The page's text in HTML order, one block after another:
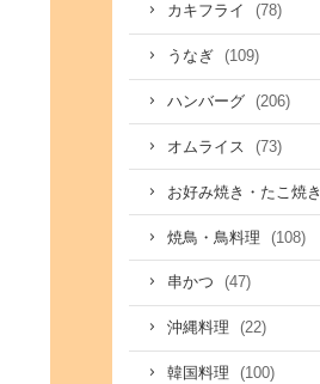
カキフライ (78)
うなぎ (109)
ハンバーグ (206)
オムライス (73)
お好み焼き・たこ焼き
焼鳥・鳥料理 (108)
串かつ (47)
沖縄料理 (22)
韓国料理 (100)